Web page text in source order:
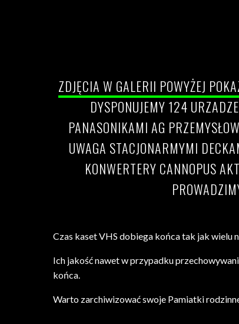
ZDJĘCIA W GALERII POWYŻEJ
DYSPONUJEMY 124
PANASONIKAMI AG
UWAGA STACJONARMYMI
KONWERTERY CANNOPUS
Czas kaset VHS dobiega końca tak jak wielu
Ich jakość nawet w przypadku
końca.
Warto zarchiwizować swoje Pamiatki